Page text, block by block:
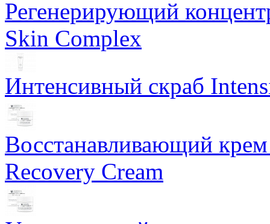
Регенерирующий
Skin Complex
Интенсивный скраб
Восстанавливающий
Recovery Cream